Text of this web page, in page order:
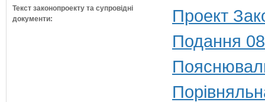
Текст законопроекту та супровідні
документи:
Проект
Подання